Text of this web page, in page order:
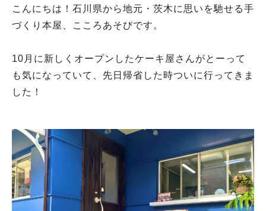
こんにちは！石川県から地元・茨木に思いを馳せる手
づくり本屋、こころあそびです。
10月に新しくオープンしたケーキ屋さんがとーって
も気になっていて、先日帰省した時ついに行ってきま
した！